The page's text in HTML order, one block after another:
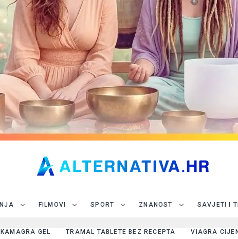
FILMOVI SPORT ZNANOST SAVJETI I
KAMAGRA GEL TRAMAL TABLETE BEZ RECEPTA VIAGRA